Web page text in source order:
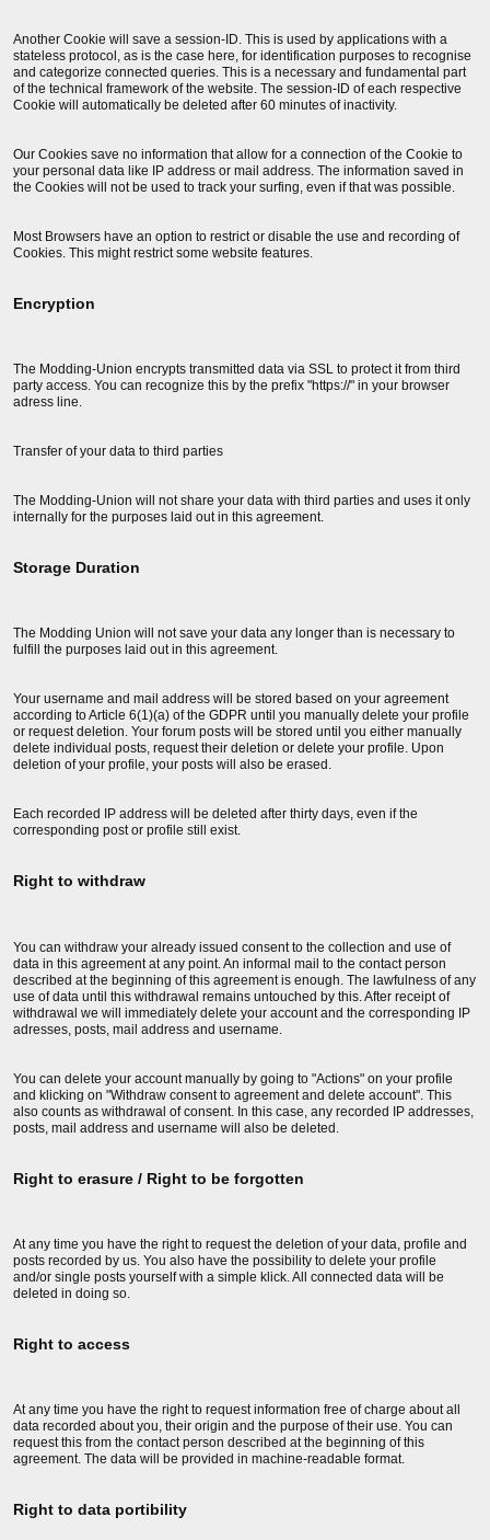
Another Cookie will save a session-ID. This is used by applications with a
stateless protocol, as is the case here, for identification purposes to recognise
and categorize connected queries. This is a necessary and fundamental part
of the technical framework of the website. The session-ID of each respective
Cookie will automatically be deleted after 60 minutes of inactivity.
Our Cookies save no information that allow for a connection of the Cookie to
your personal data like IP address or mail address. The information saved in
the Cookies will not be used to track your surfing, even if that was possible.
Most Browsers have an option to restrict or disable the use and recording of
Cookies. This might restrict some website features.
Encryption
The Modding-Union encrypts transmitted data via SSL to protect it from third
party access. You can recognize this by the prefix "https://" in your browser
adress line.
Transfer of your data to third parties
The Modding-Union will not share your data with third parties and uses it only
internally for the purposes laid out in this agreement.
Storage Duration
The Modding Union will not save your data any longer than is necessary to
fulfill the purposes laid out in this agreement.
Your username and mail address will be stored based on your agreement
according to Article 6(1)(a) of the GDPR until you manually delete your profile
or request deletion. Your forum posts will be stored until you either manually
delete individual posts, request their deletion or delete your profile. Upon
deletion of your profile, your posts will also be erased.
Each recorded IP address will be deleted after thirty days, even if the
corresponding post or profile still exist.
Right to withdraw
You can withdraw your already issued consent to the collection and use of
data in this agreement at any point. An informal mail to the contact person
described at the beginning of this agreement is enough. The lawfulness of any
use of data until this withdrawal remains untouched by this. After receipt of
withdrawal we will immediately delete your account and the corresponding IP
adresses, posts, mail address and username.
You can delete your account manually by going to "Actions" on your profile
and klicking on "Withdraw consent to agreement and delete account". This
also counts as withdrawal of consent. In this case, any recorded IP addresses,
posts, mail address and username will also be deleted.
Right to erasure / Right to be forgotten
At any time you have the right to request the deletion of your data, profile and
posts recorded by us. You also have the possibility to delete your profile
and/or single posts yourself with a simple klick. All connected data will be
deleted in doing so.
Right to access
At any time you have the right to request information free of charge about all
data recorded about you, their origin and the purpose of their use. You can
request this from the contact person described at the beginning of this
agreement. The data will be provided in machine-readable format.
Right to data portibility